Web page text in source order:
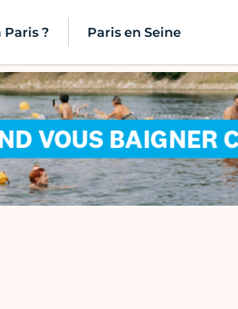
Paris ? Paris en Seine